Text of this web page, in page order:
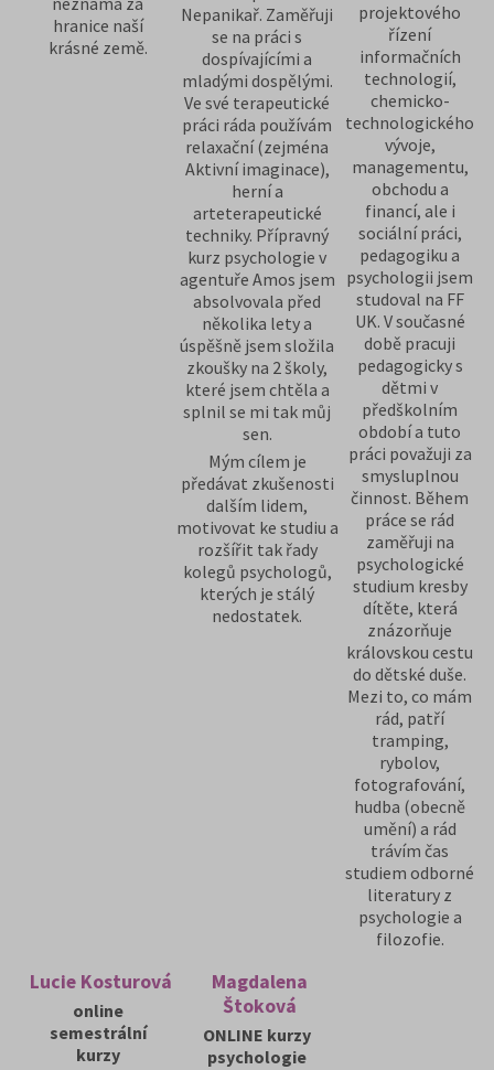
hranice naší
krásné země.
Nepanikař. Zaměřuji
se na práci s
dospívajícími a
mladými dospělými.
Ve své terapeutické
práci ráda používám
relaxační (zejména
Aktivní imaginace),
herní a
arteterapeutické
techniky. Přípravný
kurz psychologie v
agentuře Amos jsem
absolvovala před
několika lety a
úspěšně jsem složila
zkoušky na 2 školy,
které jsem chtěla a
splnil se mi tak můj
sen.
Mým cílem je
předávat zkušenosti
dalším lidem,
motivovat ke studiu a
rozšířit tak řady
kolegů psychologů,
kterých je stálý
nedostatek.
projektového
řízení
informačních
technologií,
chemicko-
technologického
vývoje,
managementu,
obchodu a
financí, ale i
sociální práci,
pedagogiku a
psychologii jsem
studoval na FF
UK. V současné
době pracuji
pedagogicky s
dětmi v
předškolním
období a tuto
práci považuji za
smysluplnou
činnost. Během
práce se rád
zaměřuji na
psychologické
studium kresby
dítěte, která
znázorňuje
královskou cestu
do dětské duše.
Mezi to, co mám
rád, patří
tramping,
rybolov,
fotografování,
hudba (obecně
umění) a rád
trávím čas
studiem odborné
literatury z
psychologie a
filozofie.
Lucie Kosturová
online
semestrální
kurzy
Magdalena
Štoková
ONLINE kurzy
psychologie